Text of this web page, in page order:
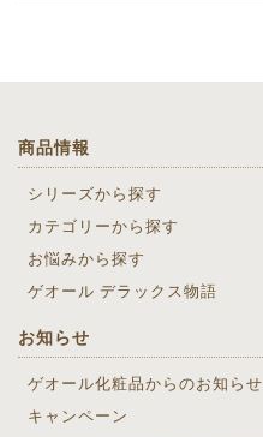
商品情報
シリーズから探す
カテゴリーから探す
お悩みから探す
ゲオール デラックス物語
お知らせ
ゲオール化粧品からのお知らせ
キャンペーン